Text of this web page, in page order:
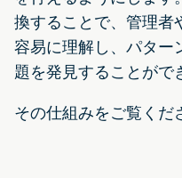
換することで、管理者
容易に理解し、パター
題を発見することがで
その仕組みをご覧くだ